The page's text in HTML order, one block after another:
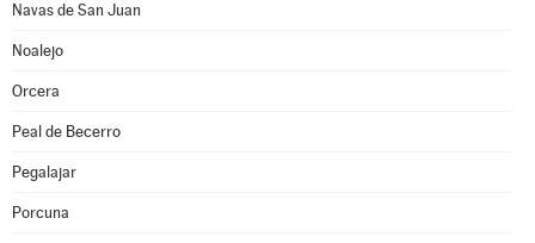
Navas de San Juan
Noalejo
Orcera
Peal de Becerro
Pegalajar
Porcuna